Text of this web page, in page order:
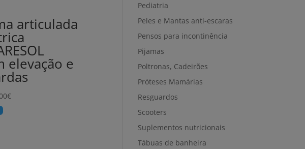
articulada
elevação e
€
Pediatria
Peles e Mantas anti-escaras
Pensos para incontinência
Pijamas
Poltronas, Cadeirões
Próteses Mamárias
Resguardos
Scooters
Suplementos nutricionais
Tábuas de banheira